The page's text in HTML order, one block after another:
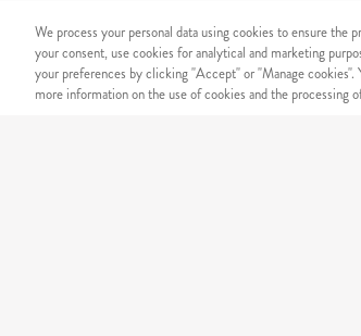
We process your personal data using cookies to ensure
your consent, use cookies for analytical and marketing
your preferences by clicking "Accept" or "Manage
more information on the use of cookies and the processing